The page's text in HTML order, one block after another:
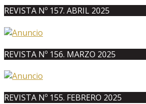
REVISTA Nº 157. ABRIL 2025
REVISTA Nº 156. MARZO 2025
REVISTA Nº 155. FEBRERO 2025